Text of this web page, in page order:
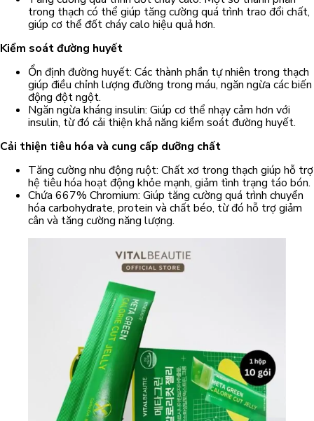
trong thạch có thể giúp tăng cường quá trình trao đổi chất,
giúp cơ thể đốt cháy calo hiệu quả hơn.
Kiểm soát đường huyết
Ổn định đường huyết: Các thành phần tự nhiên trong thạch
giúp điều chỉnh lượng đường trong máu, ngăn ngừa các biến
động đột ngột.
Ngăn ngừa kháng insulin: Giúp cơ thể nhạy cảm hơn với
insulin, từ đó cải thiện khả năng kiểm soát đường huyết.
Cải thiện tiêu hóa và cung cấp dưỡng chất
Tăng cường nhu động ruột: Chất xơ trong thạch giúp hỗ trợ
hệ tiêu hóa hoạt động khỏe mạnh, giảm tình trạng táo bón.
Chứa 667% Chromium: Giúp tăng cường quá trình chuyển
hóa carbohydrate, protein và chất béo, từ đó hỗ trợ giảm
cân và tăng cường năng lượng.